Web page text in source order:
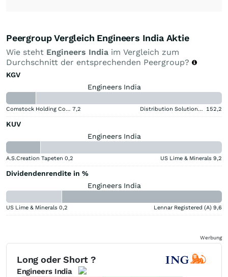
Peergroup Vergleich Engineers India Aktie
Wie steht Engineers India im Vergleich zum
Durchschnitt der entsprechenden Peergroup?
KGV
Engineers India
Comstock Holding Companies Registered (A) 7,2 Distribution Solutions Group 152,2
KUV
Engineers India
A.S.Creation Tapeten 0,2 US Lime & Minerals 9,2
Dividendenrendite in %
Engineers India
US Lime & Minerals 0,2 Lennar Registered (A) 9,6
Werbung
Long oder Short ?
Engineers India